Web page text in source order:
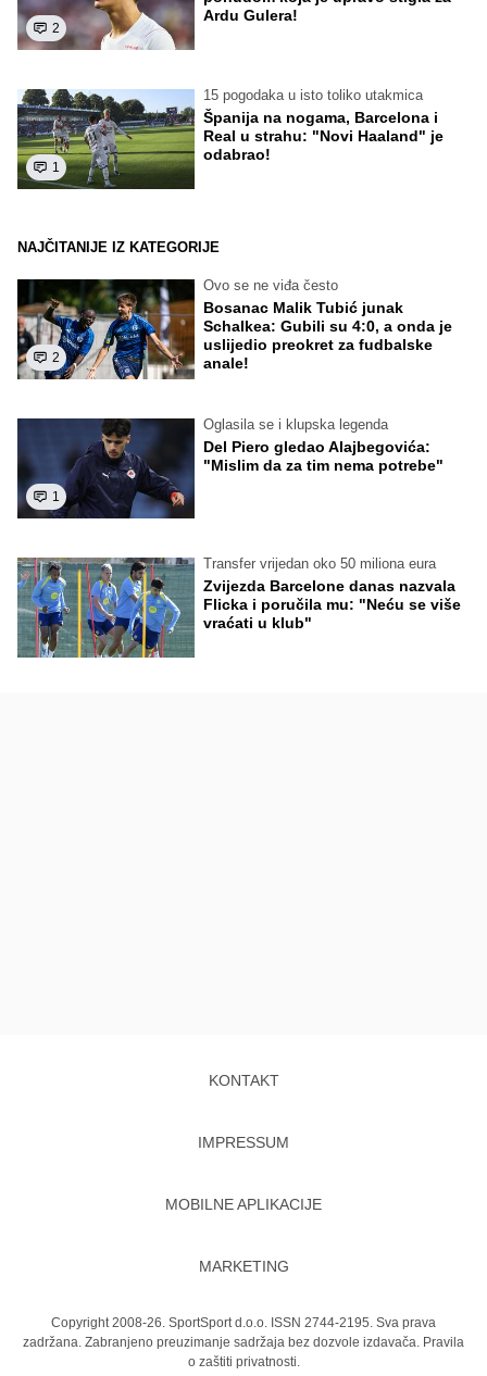
2
Ardu Gulera!
1
15 pogodaka u isto toliko utakmica
Španija na nogama, Barcelona i
Real u strahu: "Novi Haaland" je
odabrao!
NAJČITANIJE IZ KATEGORIJE
2
Ovo se ne viđa često
Bosanac Malik Tubić junak
Schalkea: Gubili su 4:0, a onda je
uslijedio preokret za fudbalske
anale!
1
Oglasila se i klupska legenda
Del Piero gledao Alajbegovića:
"Mislim da za tim nema potrebe"
Transfer vrijedan oko 50 miliona eura
Zvijezda Barcelone danas nazvala
Flicka i poručila mu: "Neću se više
vraćati u klub"
KONTAKT
IMPRESSUM
MOBILNE APLIKACIJE
MARKETING
Copyright 2008-26. SportSport d.o.o. ISSN 2744-2195. Sva prava
zadržana. Zabranjeno preuzimanje sadržaja bez dozvole izdavača. Pravila
o zaštiti privatnosti.